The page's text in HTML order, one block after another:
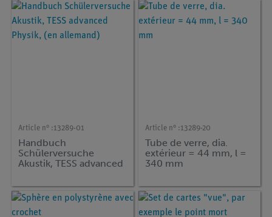
Article n° :13289-01
Handbuch
Schülerversuche
Akustik, TESS advanced
Article n° :13289-20
Tube de verre, dia.
extérieur = 44 mm, l =
340 mm